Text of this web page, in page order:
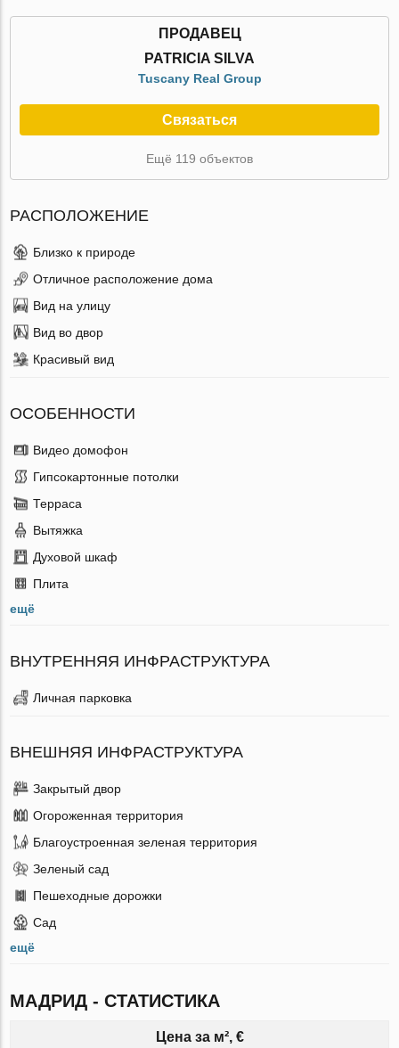
ПРОДАВЕЦ
PATRICIA SILVA
Tuscany Real Group
Связаться
Ещё 119 объектов
РАСПОЛОЖЕНИЕ
Близко к природе
Отличное расположение дома
Вид на улицу
Вид во двор
Красивый вид
ОСОБЕННОСТИ
Видео домофон
Гипсокартонные потолки
Терраса
Вытяжка
Духовой шкаф
Плита
ещё
ВНУТРЕННЯЯ ИНФРАСТРУКТУРА
Личная парковка
ВНЕШНЯЯ ИНФРАСТРУКТУРА
Закрытый двор
Огороженная территория
Благоустроенная зеленая территория
Зеленый сад
Пешеходные дорожки
Сад
ещё
МАДРИД - СТАТИСТИКА
Цена за м², €